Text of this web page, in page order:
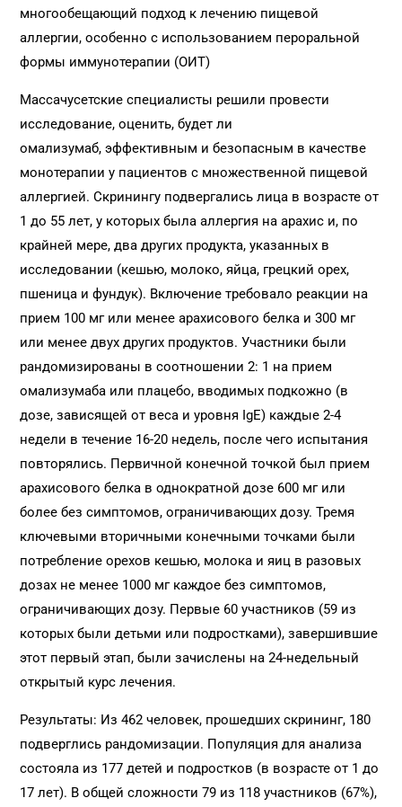
многообещающий подход к лечению пищевой
аллергии, особенно с использованием пероральной
формы иммунотерапии (ОИТ)
Массачусетские специалисты решили провести
исследование, оценить, будет ли
омализумаб, эффективным и безопасным в качестве
монотерапии у пациентов с множественной пищевой
аллергией. Скринингу подвергались лица в возрасте от
1 до 55 лет, у которых была аллергия на арахис и, по
крайней мере, два других продукта, указанных в
исследовании (кешью, молоко, яйца, грецкий орех,
пшеница и фундук). Включение требовало реакции на
прием 100 мг или менее арахисового белка и 300 мг
или менее двух других продуктов. Участники были
рандомизированы в соотношении 2: 1 на прием
омализумаба или плацебо, вводимых подкожно (в
дозе, зависящей от веса и уровня IgE) каждые 2-4
недели в течение 16-20 недель, после чего испытания
повторялись. Первичной конечной точкой был прием
арахисового белка в однократной дозе 600 мг или
более без симптомов, ограничивающих дозу. Тремя
ключевыми вторичными конечными точками были
потребление орехов кешью, молока и яиц в разовых
дозах не менее 1000 мг каждое без симптомов,
ограничивающих дозу. Первые 60 участников (59 из
которых были детьми или подростками), завершившие
этот первый этап, были зачислены на 24-недельный
открытый курс лечения.
Результаты: Из 462 человек, прошедших скрининг, 180
подверглись рандомизации. Популяция для анализа
состояла из 177 детей и подростков (в возрасте от 1 до
17 лет). В общей сложности 79 из 118 участников (67%),